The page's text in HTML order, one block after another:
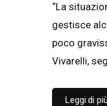
“La
gestisce
poco
Vivarelli,
Leggi di più